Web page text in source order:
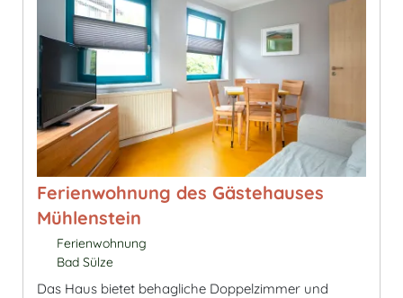
Ferienwohnung des Gästehauses
Mühlenstein
Ferienwohnung
Bad Sülze
Das Haus bietet behagliche Doppelzimmer und